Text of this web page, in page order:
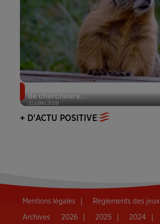
31 juillet 2026
de chercheurs...
+ D'ACTU POSITIVE
Mentions légales Règlements des jeux
Archives 2026 2025 2024